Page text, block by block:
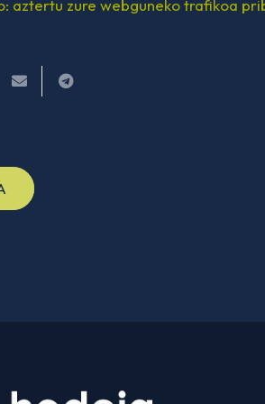
aztertu zure webguneko trafikoa